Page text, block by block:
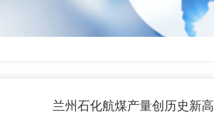
兰州石化航煤产量创历史新高